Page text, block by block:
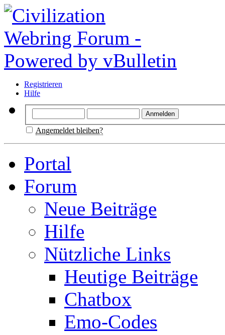
Registrieren
Hilfe
Angemeldet bleiben?
Portal
Forum
Neue Beiträge
Hilfe
Nützliche Links
Heutige Beiträge
Chatbox
Emo-Codes